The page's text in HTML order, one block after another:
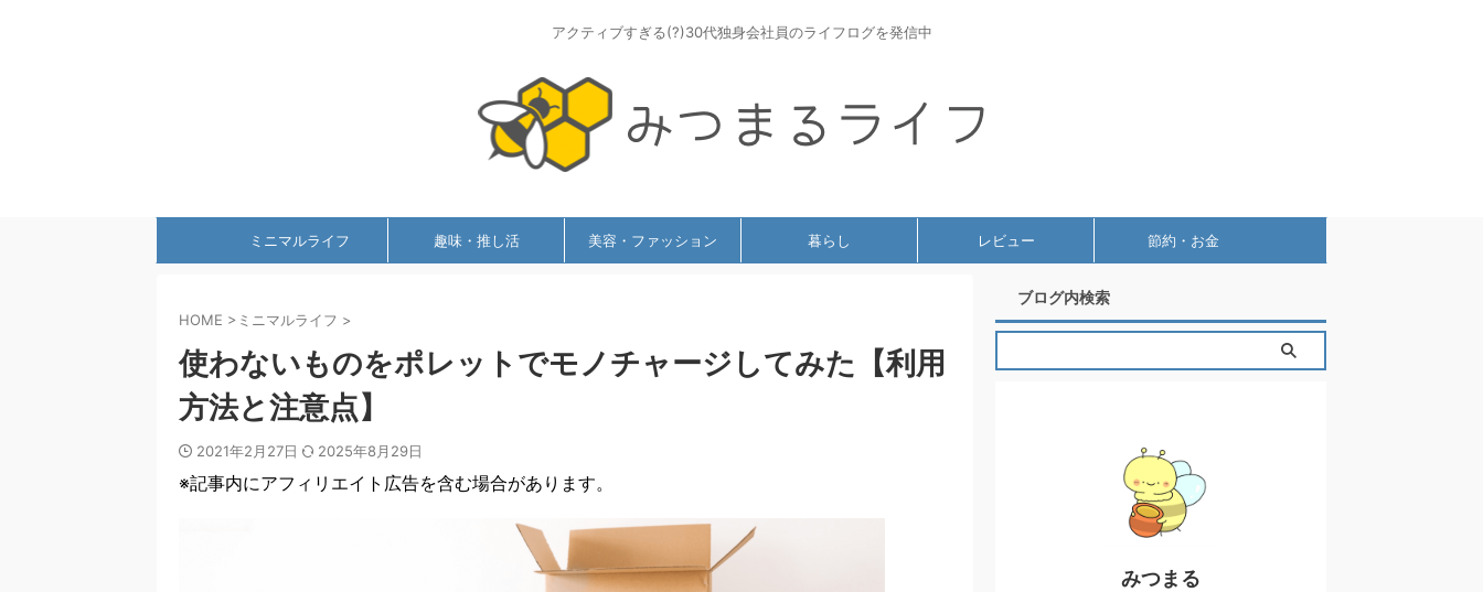
アクティブすぎる(?)30代独身会社員のライフログを発信中
ミニマルライフ 趣味・推し活 美容・ファッション 暮らし レビュー 節約・お金
HOME > ミニマルライフ >
使わないものをポレットでモノチャージしてみた【利用
方法と注意点】
2021年2月27日 2025年8月29日
※記事内にアフィリエイト広告を含む場合があります。
ブログ内検索
みつまる